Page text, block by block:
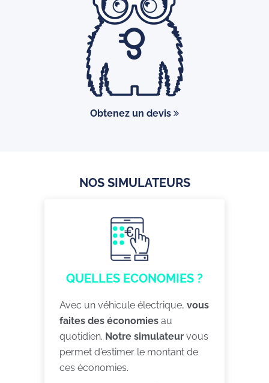
Obtenez un devis
NOS SIMULATEURS
QUELLES ECONOMIES ?
Avec un véhicule électrique, vous
faites des économies au
quotidien. Notre simulateur vous
permet d'estimer le montant de
ces économies.